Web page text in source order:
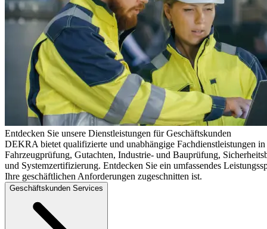
Entdecken Sie unsere Dienstleistungen für Geschäftskunden
DEKRA bietet qualifizierte und unabhängige Fachdienstleistungen
Fahrzeugprüfung, Gutachten, Industrie- und Bauprüfung,
und Systemzertifizierung. Entdecken Sie ein umfassendes
Ihre geschäftlichen Anforderungen zugeschnitten ist.
Geschäftskunden Services